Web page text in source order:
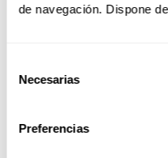
de navegación. Dispone
Necesarias
Preferencias
programa, transformando la técnica y